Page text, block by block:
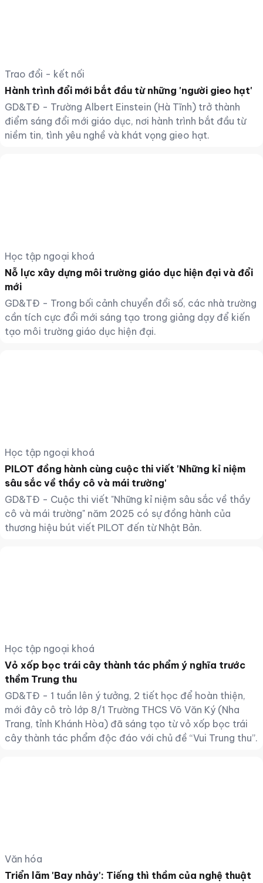
Trao đổi - kết nối
Hành trình đổi mới bắt đầu từ những 'người gieo hạt'
GD&TĐ - Trường Albert Einstein (Hà Tĩnh) trở thành
điểm sáng đổi mới giáo dục, nơi hành trình bắt đầu từ
niềm tin, tình yêu nghề và khát vọng gieo hạt.
Học tập ngoại khoá
Nỗ lực xây dựng môi trường giáo dục hiện đại và đổi
mới
GD&TĐ - Trong bối cảnh chuyển đổi số, các nhà trường
cần tích cực đổi mới sáng tạo trong giảng dạy để kiến
tạo môi trường giáo dục hiện đại.
Học tập ngoại khoá
PILOT đồng hành cùng cuộc thi viết 'Những kỉ niệm
sâu sắc về thầy cô và mái trường'
GD&TĐ - Cuộc thi viết "Những kỉ niệm sâu sắc về thầy
cô và mái trường" năm 2025 có sự đồng hành của
thương hiệu bút viết PILOT đến từ Nhật Bản.
Học tập ngoại khoá
Vỏ xốp bọc trái cây thành tác phẩm ý nghĩa trước
thềm Trung thu
GD&TĐ - 1 tuần lên ý tưởng, 2 tiết học để hoàn thiện,
mới đây cô trò lớp 8/1 Trường THCS Võ Văn Ký (Nha
Trang, tỉnh Khánh Hòa) đã sáng tạo từ vỏ xốp bọc trái
cây thành tác phẩm độc đáo với chủ đề “Vui Trung thu”.
Văn hóa
Triển lãm 'Bay nhảy': Tiếng thì thầm của nghệ thuật